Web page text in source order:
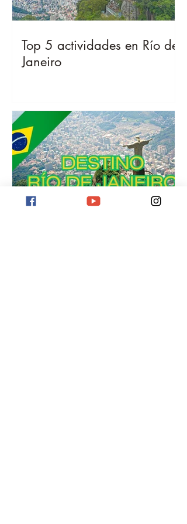
Top 5 actividades en Río de
Janeiro